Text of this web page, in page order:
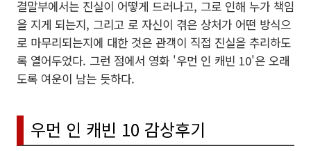
결말부에서는 진실이 어떻게 드러나고, 그로 인해 누가 책임
을 지게 되는지, 그리고 로 자신이 겪은 상처가 어떤 방식으
로 마무리되는지에 대한 것은 관객이 직접 진실을 추리하도
록 열어두었다. 그런 점에서 영화 '우먼 인 캐빈 10'은 오래
도록 여운이 남는 듯하다.
우먼 인 캐빈 10 감상후기